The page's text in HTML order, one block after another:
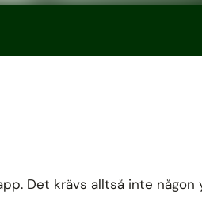
Det krävs alltså inte